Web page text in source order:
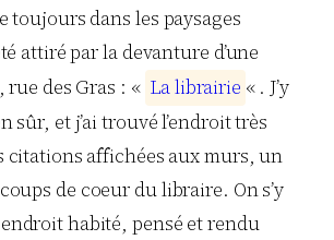
toujours dans les paysages
attiré par la devanture d’une
des Gras : « Lalibrairie « . J’y
sûr, et j’ai trouvé l’endroit très
citations affichées aux murs, un
de coeur du libraire. On s’y
habité, pensé et rendu